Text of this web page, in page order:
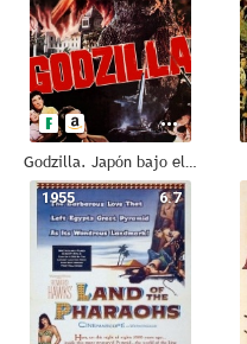
Godzilla. Japón bajo el terror del monstruo
6.7
1955